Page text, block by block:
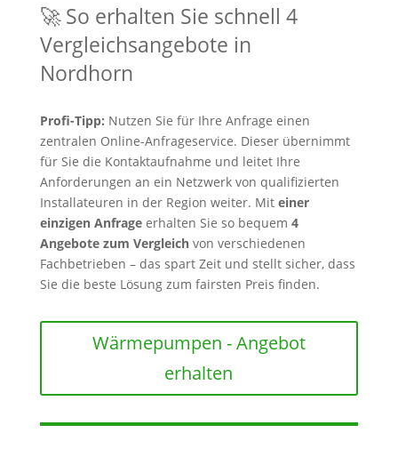
🚀 So erhalten Sie schnell 4
Vergleichsangebote in
Nordhorn
Profi-Tipp: Nutzen Sie für Ihre Anfrage einen
zentralen Online-Anfrageservice. Dieser übernimmt
für Sie die Kontaktaufnahme und leitet Ihre
Anforderungen an ein Netzwerk von qualifizierten
Installateuren in der Region weiter. Mit einer
einzigen Anfrageerhalten Sie so bequem 4
Angebote zum Vergleichvon verschiedenen
Fachbetrieben – das spart Zeit und stellt sicher, dass
Sie die beste Lösung zum fairsten Preis finden.
Wärmepumpen - Angebot
erhalten